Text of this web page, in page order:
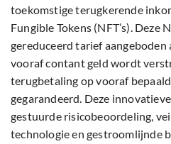
toekomstige terugkerende
Fungible Tokens (NFT’s). Deze
gereduceerd tarief aangeboden
vooraf contant geld wordt
terugbetaling op vooraf
gegarandeerd. Deze
gestuurde risicobeoordeling,
technologie en gestroomlijnde